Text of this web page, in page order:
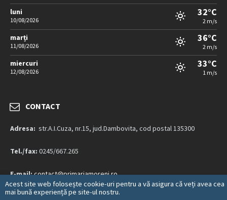
luni
10/08/2026
32°C
2 m/s
marți
11/08/2026
36°C
2 m/s
miercuri
12/08/2026
33°C
1 m/s
CONTACT
Adresa: str.A.I.Cuza, nr.15, jud.Dambovita, cod postal 135300
Tel./fax: 0245/667.265
E-mail:contact@primariamoreni.ro
Mai multe detalii…
Acest site web folosește cookie-uri pentru a vă asigura că veți avea cea
mai bună experiență pe site-ul nostru.